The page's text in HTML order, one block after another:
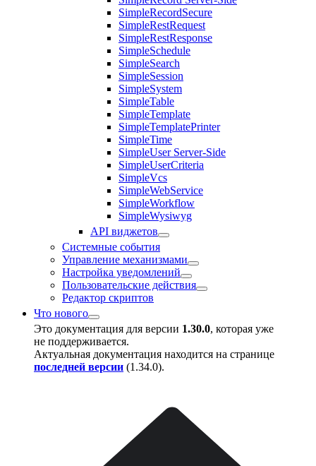
SimpleRecordSecure
SimpleRestRequest
SimpleRestResponse
SimpleSchedule
SimpleSearch
SimpleSession
SimpleSystem
SimpleTable
SimpleTemplate
SimpleTemplatePrinter
SimpleTime
SimpleUser Server-Side
SimpleUserCriteria
SimpleVcs
SimpleWebService
SimpleWorkflow
SimpleWysiwyg
API виджетов
Системные события
Управление механизмами
Настройка уведомлений
Пользовательские действия
Редактор скриптов
Что нового
Это документация для версии 1.30.0, которая уже
не поддерживается.
Актуальная документация находится на странице
последней версии (1.34.0).